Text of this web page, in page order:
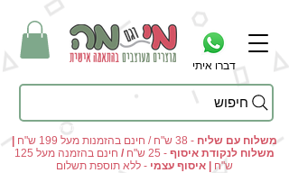
דברו איתי
חיפוש
משלוח עם שליח - 38 ש"ח / חינם בהזמנות מעל 199 ש"ח
|
משלוח לנקודת איסוף - 25 ש"ח /
חינם בהזמנה מעל 125
ש"ח | איסוף עצמי - ללא תוספת תשלום